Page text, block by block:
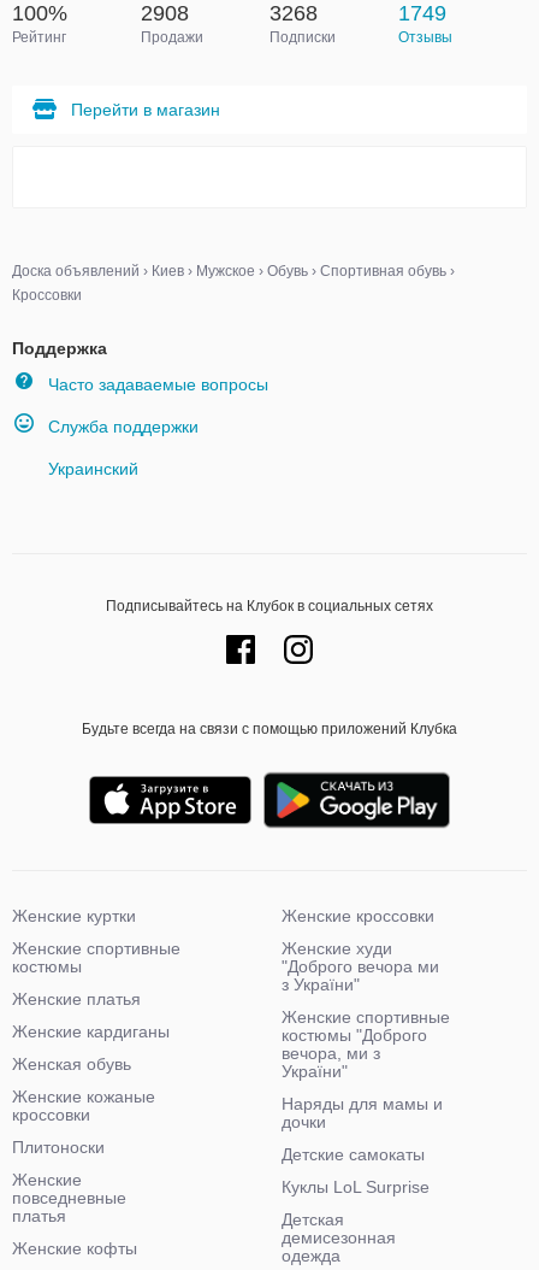
100%
Рейтинг
2908
Продажи
3268
Подписки
1749
Отзывы
Перейти в магазин
Доска объявлений › Киев › Мужское › Обувь › Спортивная обувь ›
Кроссовки
Поддержка
Часто задаваемые вопросы
Служба поддержки
Украинский
Подписывайтесь на Клубок в социальных сетях
Будьте всегда на связи с помощью приложений Клубка
Женские куртки
Женские спортивные
костюмы
Женские платья
Женские кардиганы
Женская обувь
Женские кожаные
кроссовки
Плитоноски
Женские
повседневные
платья
Женские кофты
Женские кроссовки
Женские худи
"Доброго вечора ми
з України"
Женские спортивные
костюмы "Доброго
вечора, ми з
України"
Наряды для мамы и
дочки
Детские самокаты
Куклы LoL Surprise
Детская
демисезонная
одежда